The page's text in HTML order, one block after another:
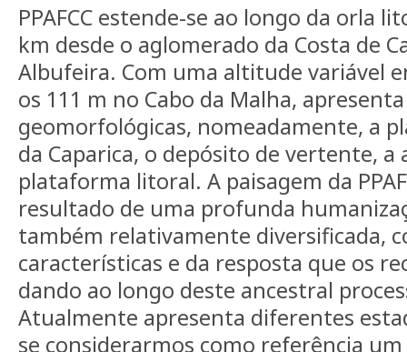
PPAFCC estende-se ao longo da orla
km desde o aglomerado da Costa de
Albufeira. Com uma altitude variável
os 111 m no Cabo da Malha,
geomorfológicas, nomeadamente, a
da Caparica, o depósito de vertente, a
plataforma litoral. A paisagem da
resultado de uma profunda
também relativamente diversificada,
características e da resposta que os
dando ao longo deste ancestral
Atualmente apresenta diferentes
se considerarmos como referência